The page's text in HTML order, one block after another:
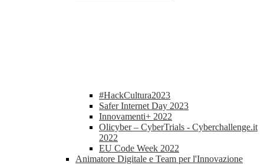
#HackCultura2023
Safer Internet Day 2023
Innovamenti+ 2022
Olicyber – CyberTrials - Cyberchallenge.it
2022
EU Code Week 2022
Animatore Digitale e Team per l'Innovazione